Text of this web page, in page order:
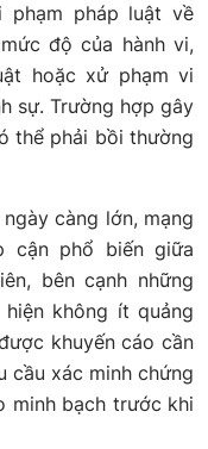
phạm pháp luật về
độ của hành vi,
hoặc xử phạm vi
sự. Trường hợp gây
thể phải bồi thường
càng lớn, mạng
cận phổ biến giữa
bên cạnh những
không ít quảng
khuyến cáo cần
cầu xác minh chứng
minh bạch trước khi